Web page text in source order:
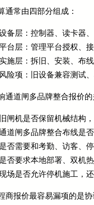
通常由四部分组成：
备层：控制器、读卡器
台层：管理平台授权、
实施层：拆旧、安装、布
风险项：旧设备兼容测试
通道闸多品牌整合报价的
旧闸机是否保留机械结构
道闸多品牌整合布线是
是否需要和考勤、访客、
是否要求本地部署、双机
场是否允许停机施工，
商报价最容易漏项的是